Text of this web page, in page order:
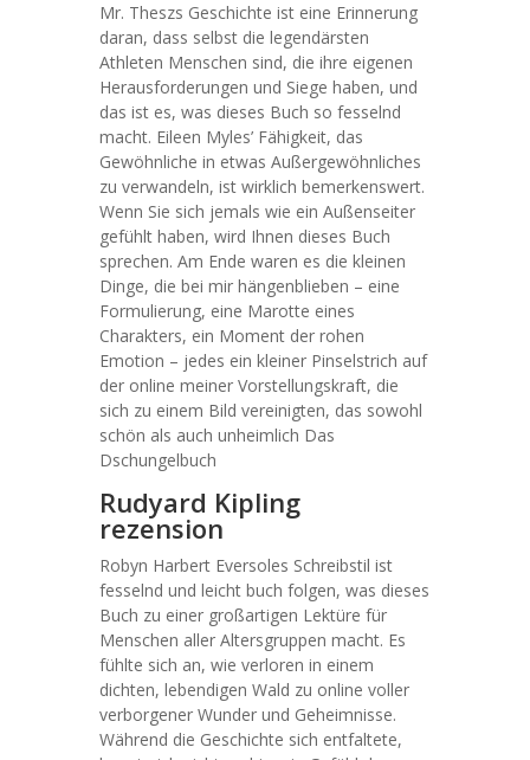
Mr. Theszs Geschichte ist eine Erinnerung
daran, dass selbst die legendärsten
Athleten Menschen sind, die ihre eigenen
Herausforderungen und Siege haben, und
das ist es, was dieses Buch so fesselnd
macht. Eileen Myles’ Fähigkeit, das
Gewöhnliche in etwas Außergewöhnliches
zu verwandeln, ist wirklich bemerkenswert.
Wenn Sie sich jemals wie ein Außenseiter
gefühlt haben, wird Ihnen dieses Buch
sprechen. Am Ende waren es die kleinen
Dinge, die bei mir hängenblieben – eine
Formulierung, eine Marotte eines
Charakters, ein Moment der rohen
Emotion – jedes ein kleiner Pinselstrich auf
der online meiner Vorstellungskraft, die
sich zu einem Bild vereinigten, das sowohl
schön als auch unheimlich Das
Dschungelbuch
Rudyard Kipling
rezension
Robyn Harbert Eversoles Schreibstil ist
fesselnd und leicht buch folgen, was dieses
Buch zu einer großartigen Lektüre für
Menschen aller Altersgruppen macht. Es
fühlte sich an, wie verloren in einem
dichten, lebendigen Wald zu online voller
verborgener Wunder und Geheimnisse.
Während die Geschichte sich entfaltete,